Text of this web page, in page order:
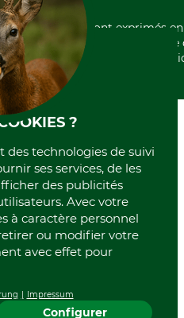
Politique de confidentialité
Élimination et environnement
Rétractation de votre
Paiement á l'avance
Histoire
International
Portrait
Qui sommes-nous
Tous les prix sont exprimés
frais d'expédition et les frais
échéant, sauf
?
des technologies de suivi
ses services, de les
des publicités
Avec votre
à caractère personnel
ou modifier votre
avec effet pour
Impressum
Configurer